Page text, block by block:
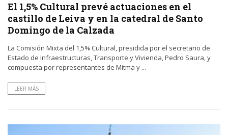
El 1,5% Cultural prevé actuaciones en el
castillo de Leiva y en la catedral de Santo
Domingo de la Calzada
La Comisión Mixta del 1,5% Cultural, presidida por el secretario de
Estado de Infraestructuras, Transporte y Vivienda, Pedro Saura, y
compuesta por representantes de Mitma y ...
LEER MÁS